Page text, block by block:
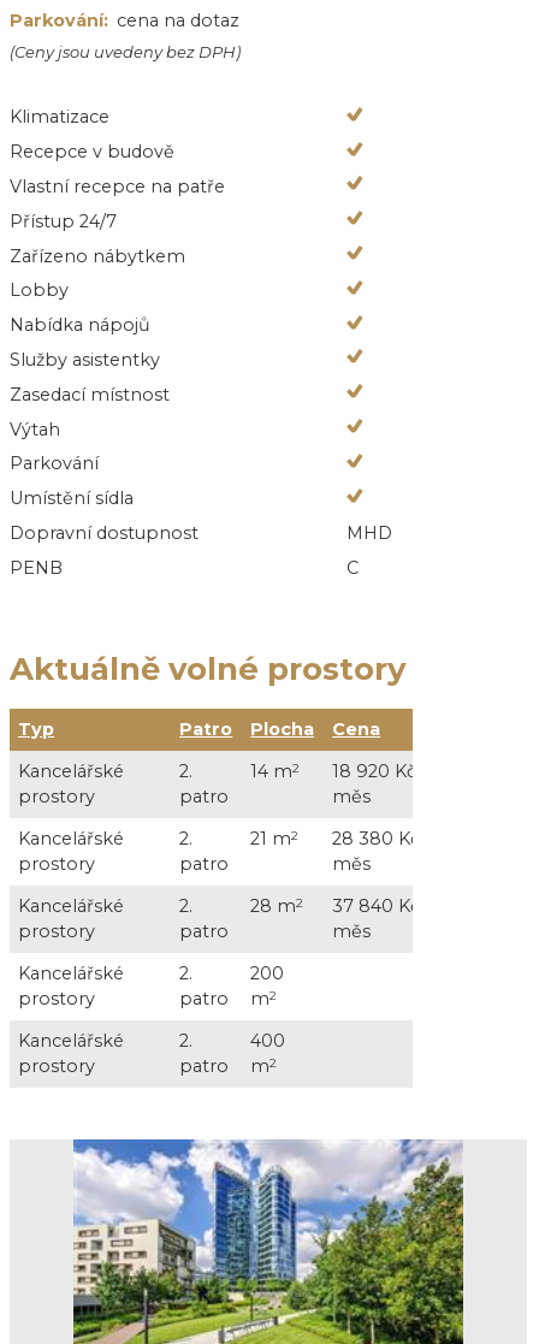
Parkování: cena na dotaz
(Ceny jsou uvedeny bez DPH)
Klimatizace
Recepce v budově
Vlastní recepce na patře
Přístup 24/7
Zařízeno nábytkem
Lobby
Nabídka nápojů
Služby asistentky
Zasedací místnost
Výtah
Parkování
Umístění sídla
Dopravní dostupnost
MHD
PENB
C
Aktuálně volné prostory
Typ Patro Plocha Cena
Kancelářské
prostory
2.
patro
14 m2
18 920 Kč /
měs
Kancelářské
prostory
2.
patro
21 m2
28 380 Kč /
měs
Kancelářské
prostory
2.
patro
28 m2
37 840 Kč /
měs
Kancelářské
prostory
2.
patro
200
m2
Kancelářské
prostory
2.
patro
400
m2